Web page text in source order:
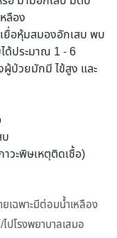
ลือง
ยื่อหุ้มสมองอักเสบ พบ
ด้ประมาณ 1 - 6
ป่วยมักมี ไข้สูง และ
าวะพิษเหตุติดเชื้อ)
เฉพาะมีต่อมน้ำเหลือง
ปโรงพยาบาลเสมอ